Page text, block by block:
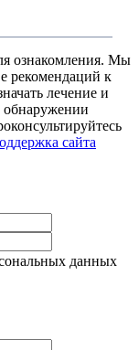
ознакомления. Мы
рекомендаций к
лечение и
обнаружении
сайта
данных